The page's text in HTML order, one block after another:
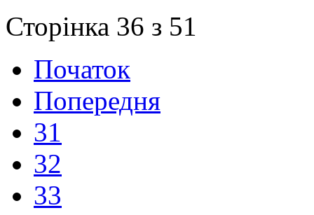
Сторінка 36 з 51
Початок
Попередня
31
32
33